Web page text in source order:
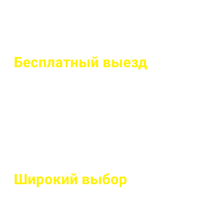
Бесплатный выезд
Широкий выбор